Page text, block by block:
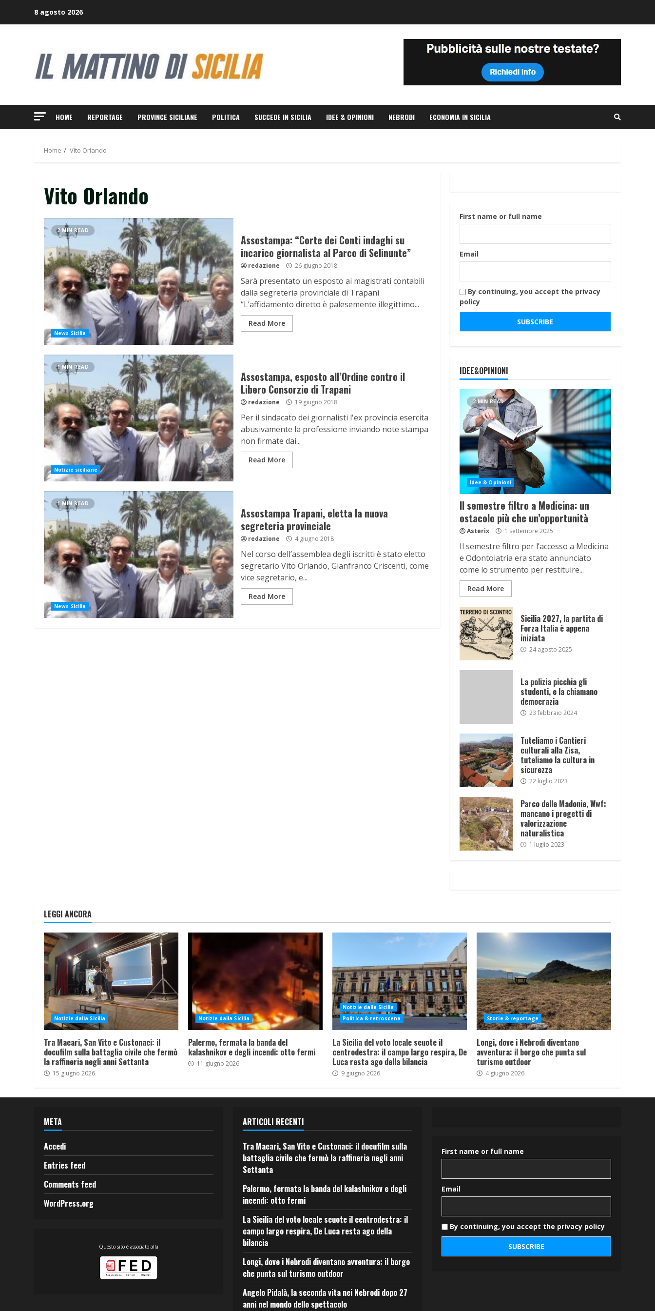
8 agosto 2026
HOME REPORTAGE PROVINCE SICILIANE POLITICA SUCCEDE IN SICILIA IDEE & OPINIONI NEBRODI ECONOMIA IN SICILIA
Home Vito Orlando
Vito Orlando
2 MIN READ
News Sicilia
Assostampa: “Corte dei Conti indaghi su
incarico giornalista al Parco di Selinunte”
redazione 26 giugno 2018
Sarà presentato un esposto ai magistrati contabili
dalla segreteria provinciale di Trapani
“L’affidamento diretto è palesemente illegittimo...
Read More
1 MIN READ
Notizie siciliane
Assostampa, esposto all’Ordine contro il
Libero Consorzio di Trapani
redazione 19 giugno 2018
Per il sindacato dei giornalisti l'ex provincia esercita
abusivamente la professione inviando note stampa
non firmate dai...
Read More
1 MIN READ
News Sicilia
Assostampa Trapani, eletta la nuova
segreteria provinciale
redazione 4 giugno 2018
Nel corso dell’assemblea degli iscritti è stato eletto
segretario Vito Orlando, Gianfranco Criscenti, come
vice segretario, e...
Read More
First name or full name
Email
By continuing, you accept the privacy
policy
IDEE&OPINIONI
2 MIN READ
Idee & Opinioni
Il semestre filtro a Medicina: un
ostacolo più che un’opportunità
Asterix 1 settembre 2025
Il semestre filtro per l’accesso a Medicina
e Odontoiatria era stato annunciato
come lo strumento per restituire...
Read More
Sicilia 2027, la partita di
Forza Italia è appena
iniziata
24 agosto 2025
La polizia picchia gli
studenti, e la chiamano
democrazia
23 febbraio 2024
Tuteliamo i Cantieri
culturali alla Zisa,
tuteliamo la cultura in
sicurezza
22 luglio 2023
Parco delle Madonie, Wwf:
mancano i progetti di
valorizzazione
naturalistica
1 luglio 2023
LEGGI ANCORA
Notizie dalla Sicilia
Tra Macari, San Vito e Custonaci: il
docufilm sulla battaglia civile che fermò
la raffineria negli anni Settanta
15 giugno 2026
Notizie dalla Sicilia
Palermo, fermata la banda del
kalashnikov e degli incendi: otto fermi
11 giugno 2026
Notizie dalla Sicilia
Politica & retroscena
La Sicilia del voto locale scuote il
centrodestra: il campo largo respira, De
Luca resta ago della bilancia
9 giugno 2026
Storie & reportage
Longi, dove i Nebrodi diventano
avventura: il borgo che punta sul
turismo outdoor
4 giugno 2026
META
Accedi
Entries feed
Comments feed
WordPress.org
Questo sito è associato alla
ARTICOLI RECENTI
Tra Macari, San Vito e Custonaci: il docufilm sulla
battaglia civile che fermò la raffineria negli anni
Settanta
Palermo, fermata la banda del kalashnikov e degli
incendi: otto fermi
La Sicilia del voto locale scuote il centrodestra: il
campo largo respira, De Luca resta ago della
bilancia
Longi, dove i Nebrodi diventano avventura: il borgo
che punta sul turismo outdoor
Angelo Pidalà, la seconda vita nei Nebrodi dopo 27
anni nel mondo dello spettacolo
First name or full name
Email
By continuing, you accept the privacy policy